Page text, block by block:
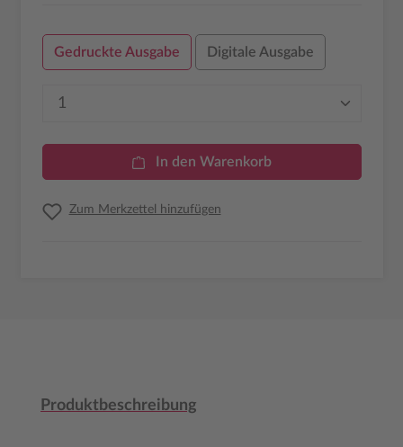
Gedruckte Ausgabe Digitale Ausgabe
Produkt Anzahl: Gib den gewünschten
In den Warenkorb
Zum Merkzettel hinzufügen
Produktbeschreibung